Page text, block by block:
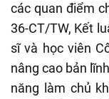
các quan điểm
36-CT/TW, Kết
sĩ và học viên
nâng cao bản
năng làm chủ